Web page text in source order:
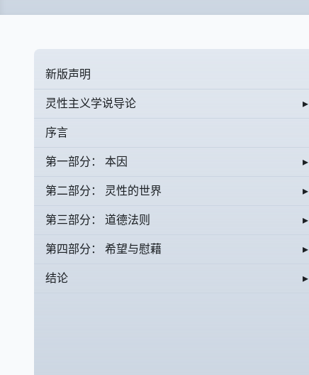
新版声明
灵性主义学说导论 ▸
序言
第一部分： 本因 ▸
第二部分： 灵性的世界 ▸
第三部分： 道德法则 ▸
第四部分： 希望与慰藉 ▸
结论 ▸